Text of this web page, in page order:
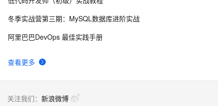
查看更多
冬季实战营第三期：MySQL数据库进阶实战
阿里巴巴DevOps 最佳实践手册
关注我们： 新浪微博